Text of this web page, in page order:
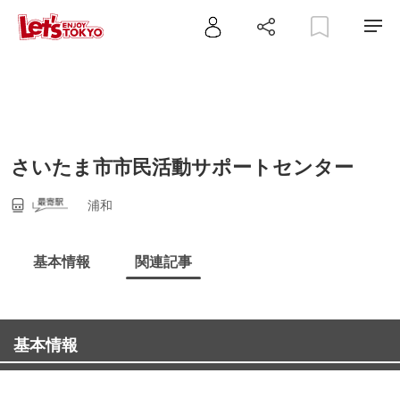
さいたま市市民活動サポートセンター
浦和
基本情報 関連記事
基本情報